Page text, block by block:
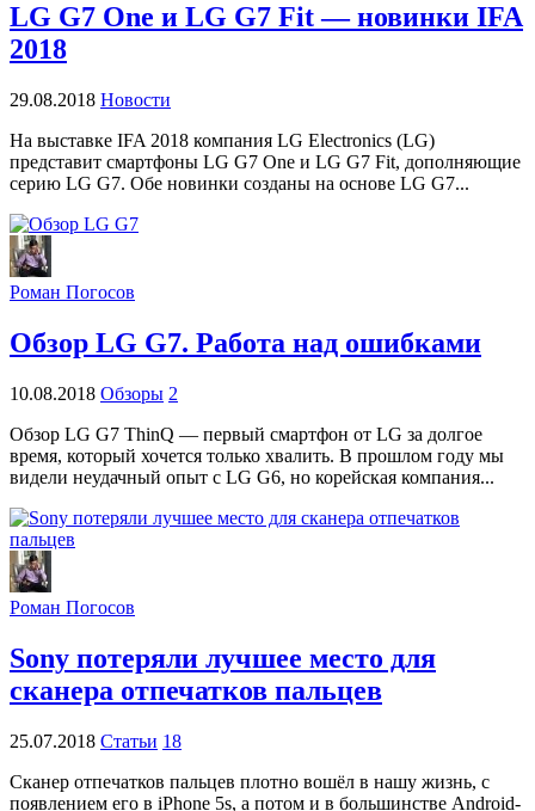
LG G7 One и LG G7 Fit — новинки IFA
2018
29.08.2018 Новости
На выставке IFA 2018 компания LG Electronics (LG)
представит смартфоны LG G7 One и LG G7 Fit, дополняющие
серию LG G7. Обе новинки созданы на основе LG G7...
Роман Погосов
Обзор LG G7. Работа над ошибками
10.08.2018 Обзоры 2
Обзор LG G7 ThinQ — первый смартфон от LG за долгое
время, который хочется только хвалить. В прошлом году мы
видели неудачный опыт с LG G6, но корейская компания...
Роман Погосов
Sony потеряли лучшее место для
сканера отпечатков пальцев
25.07.2018 Статьи 18
Сканер отпечатков пальцев плотно вошёл в нашу жизнь, с
появлением его в iPhone 5s, а потом и в большинстве Android-